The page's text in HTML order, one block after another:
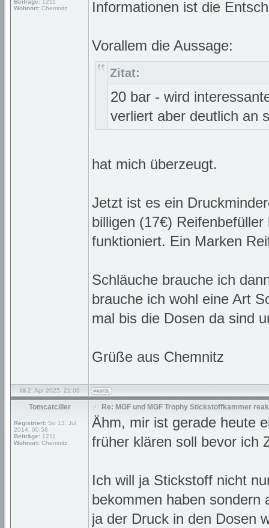
Beiträge: 1211
Wohnort: Chemnitz
Informationen ist die
Vorallem die Aussage:
Zitat:
20 bar - wird
verliert aber deutlich an
hat mich überzeugt.
Jetzt ist es ein
billigen (17€)
funktioniert. Ein Marken
Schläuche brauche ich
brauche ich wohl eine Art
mal bis die Dosen da sind
Grüße aus Chemnitz
Mi 2. Apr 2025, 21:06
Tomcatciller
Registriert: So 13. Jul
2014, 00:58
Beiträge: 1211
Wohnort: Chemnitz
Re: MGF und MGF Trophy Stickstoffkammer
Ähm, mir ist gerade heute
früher klären soll bevor ich
Ich will ja Stickstoff nicht
bekommen haben sondern
ja der Druck in den Dosen